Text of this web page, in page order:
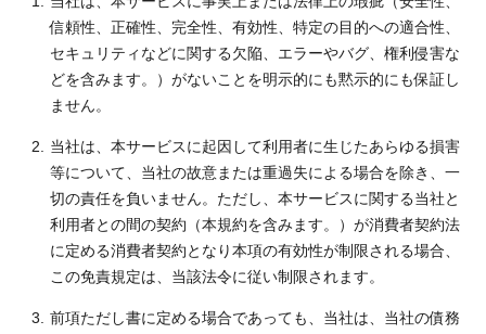
信頼性、正確性、完全性、有効性、特定の目的への適合性、
セキュリティなどに関する欠陥、エラーやバグ、権利侵害な
どを含みます。）がないことを明示的にも黙示的にも保証し
ません。
当社は、本サービスに起因して利用者に生じたあらゆる損害
等について、当社の故意または重過失による場合を除き、一
切の責任を負いません。ただし、本サービスに関する当社と
利用者との間の契約（本規約を含みます。）が消費者契約法
に定める消費者契約となり本項の有効性が制限される場合、
この免責規定は、当該法令に従い制限されます。
前項ただし書に定める場合であっても、当社は、当社の債務